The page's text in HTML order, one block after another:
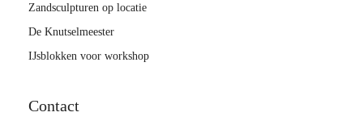
Zandsculpturen op locatie
De Knutselmeester
IJsblokken voor workshop
Contact